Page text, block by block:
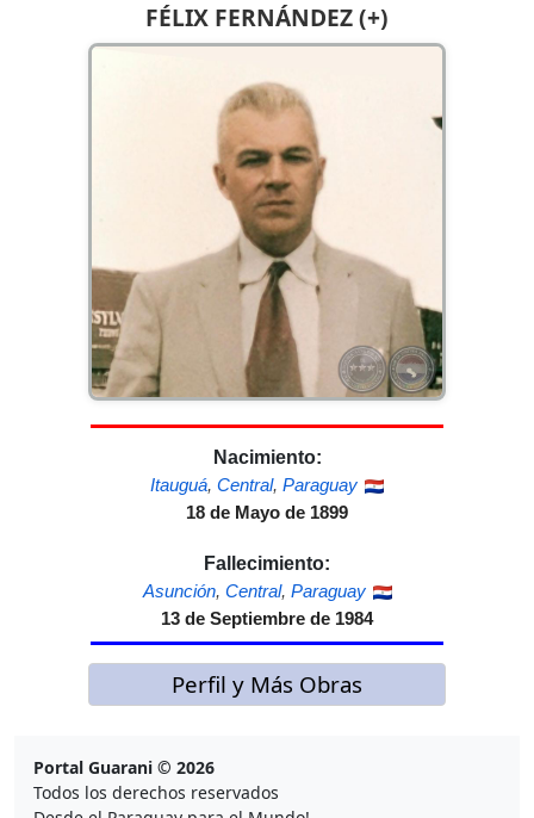
FÉLIX FERNÁNDEZ (+)
Nacimiento:
Itauguá, Central, Paraguay
18 de Mayo de 1899
Fallecimiento:
Asunción, Central, Paraguay
13 de Septiembre de 1984
Perfil y Más Obras
Portal Guarani © 2026
Todos los derechos reservados